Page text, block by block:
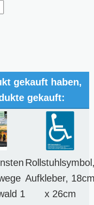
gekauft haben,
gekauft:
1
Aufkleber,
x 26cm